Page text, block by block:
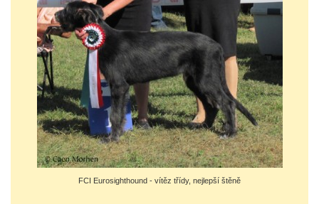
FCI Eurosighthound - vítěz třídy, nejlepší štěně